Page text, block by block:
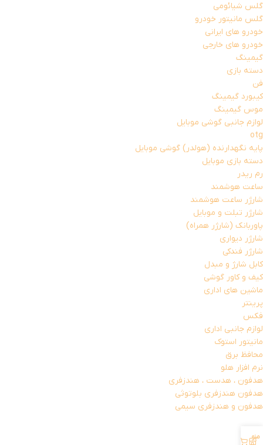
منو
گلس شیائومی
گلس مانیتور خودرو
خودرو های ایرانی
خودرو های خارجی
گیمینگ
دسته بازی
فن
کیبورد گیمینگ
موس گیمینگ
لوازم جانبی گوشی موبایل
otg
پایه نگهدارنده (هولدر) گوشی موبایل
دسته بازی موبایل
رم ریدر
ساعت هوشمند
شارژر ساعت هوشمند
شارژر تبلت و موبایل
پاوربانک (شارژر همراه)
شارژر دیواری
شارژر فندکی
کابل شارژ و مبدل
کیف و کاور گوشی
ماشین های اداری
پرینتر
فکس
لوازم جانبی اداری
مانیتور استوک
محافظ برق
نرم افزار هلو
هدفون ، هدست ، هندزفری
هدفون هندزفری بلوتوثی
هدفون و هندزفری سیمی